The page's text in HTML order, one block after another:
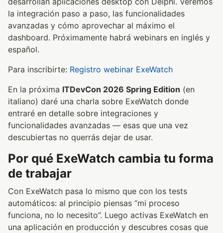
la integración paso a paso, las funcionalidades
avanzadas y cómo aprovechar al máximo el
dashboard. Próximamente habrá webinars en inglés y
español.
Para inscribirte: Registro webinar ExeWatch
En la próxima ITDevCon 2026 Spring Edition (en
italiano) daré una charla sobre ExeWatch donde
entraré en detalle sobre integraciones y
funcionalidades avanzadas — esas que una vez
descubiertas no querrás dejar de usar.
Por qué ExeWatch cambia tu forma
de trabajar
Con ExeWatch pasa lo mismo que con los tests
automáticos: al principio piensas “mi proceso
funciona, no lo necesito”. Luego activas ExeWatch en
una aplicación en producción y descubres cosas que